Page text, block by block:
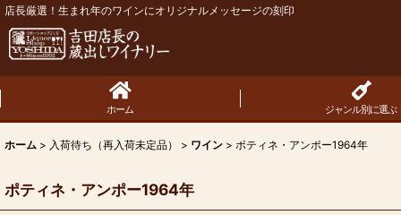
店長厳選！生まれ年のワインにオリジナルメッセージの刻印
ホーム ジャンル別に選ぶ
ホーム > 入荷待ち（再入荷未定品） > ワイン > ポティネ・アンポー1964年
ポティネ・アンポー1964年